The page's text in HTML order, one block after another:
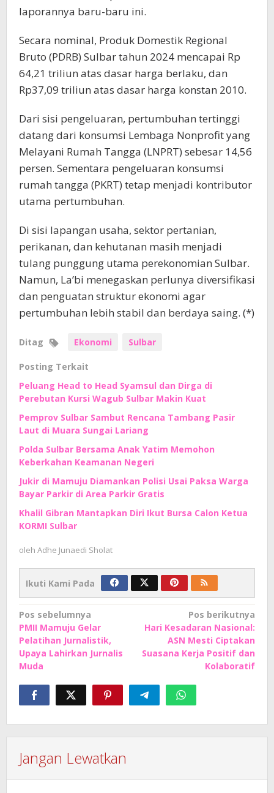
laporannya baru-baru ini.
Secara nominal, Produk Domestik Regional
Bruto (PDRB) Sulbar tahun 2024 mencapai Rp
64,21 triliun atas dasar harga berlaku, dan
Rp37,09 triliun atas dasar harga konstan 2010.
Dari sisi pengeluaran, pertumbuhan tertinggi
datang dari konsumsi Lembaga Nonprofit yang
Melayani Rumah Tangga (LNPRT) sebesar 14,56
persen. Sementara pengeluaran konsumsi
rumah tangga (PKRT) tetap menjadi kontributor
utama pertumbuhan.
Di sisi lapangan usaha, sektor pertanian,
perikanan, dan kehutanan masih menjadi
tulang punggung utama perekonomian Sulbar.
Namun, La’bi menegaskan perlunya diversifikasi
dan penguatan struktur ekonomi agar
pertumbuhan lebih stabil dan berdaya saing. (*)
Ditag Ekonomi Sulbar
Posting Terkait
Peluang Head to Head Syamsul dan Dirga di
Perebutan Kursi Wagub Sulbar Makin Kuat
Pemprov Sulbar Sambut Rencana Tambang Pasir
Laut di Muara Sungai Lariang
Polda Sulbar Bersama Anak Yatim Memohon
Keberkahan Keamanan Negeri
Jukir di Mamuju Diamankan Polisi Usai Paksa Warga
Bayar Parkir di Area Parkir Gratis
Khalil Gibran Mantapkan Diri Ikut Bursa Calon Ketua
KORMI Sulbar
oleh Adhe Junaedi Sholat
Ikuti Kami Pada
Navigasi
pos
Pos sebelumnya
PMII Mamuju Gelar
Pelatihan Jurnalistik,
Upaya Lahirkan Jurnalis
Muda
Pos berikutnya
Hari Kesadaran Nasional:
ASN Mesti Ciptakan
Suasana Kerja Positif dan
Kolaboratif
Jangan Lewatkan